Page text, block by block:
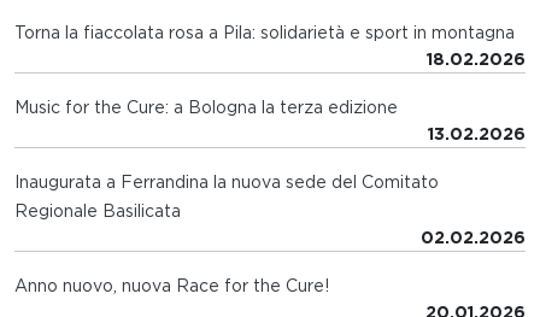
Torna la fiaccolata rosa a Pila: solidarietà e sport in montagna
18.02.2026
Music for the Cure: a Bologna la terza edizione
13.02.2026
Inaugurata a Ferrandina la nuova sede del Comitato
Regionale Basilicata
02.02.2026
Anno nuovo, nuova Race for the Cure!
20.01.2026